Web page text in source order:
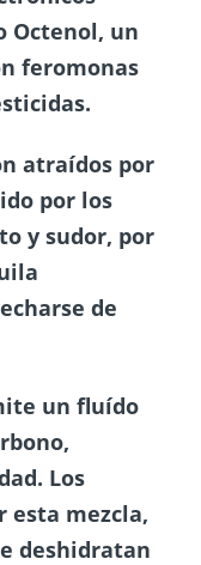
Octenol, un
feromonas
atraídos por
por los
y sudor, por
de
un fluído
Los
esta mezcla,
deshidratan